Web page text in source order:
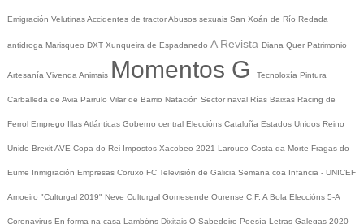
Emigración VelutinasAccidentes de tractorAbusos sexuais San Xoán de Río Redada
antidroga Marisqueo DXT Xunqueira de Espadanedo A Revista Diana Quer Patrimonio
Artesanía Vivenda Animais Momentos G Tecnoloxía Pintura
Carballeda de Avia Parrulo Vilar de Barrio Natación Sector naval Rías Baixas Racing de
Ferrol Emprego Illas Atlánticas Goberno central Eleccións Cataluña Estados Unidos Reino
Unido BrexitAVE Copa do Rei Impostos Xacobeo 2021 Larouco Costa da Morte Fragas do
Eume Inmigración Empresas Coruxo FC Televisión de Galicia Semana coa Infancia - UNICEF
Amoeiro "Culturgal 2019" Neve Culturgal Gomesende Ourense C.F. A Bola Eleccións 5-A
Coronavirus En forma na casa Lambóns Dixitais O Sabedoiro Poesía Letras Galegas 2020 --